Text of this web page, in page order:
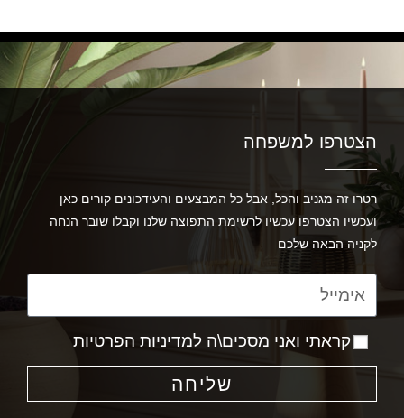
הצטרפו למשפחה
רטרו זה מגניב והכל, אבל כל המבצעים והעידכונים קורים כאן
ועכשיו הצטרפו עכשיו לרשימת התפוצה שלנו וקבלו שובר הנחה
לקניה הבאה שלכם
קראתי ואני מסכים\ה למדיניות הפרטיות
שליחה